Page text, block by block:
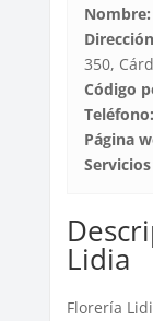
Nombre:
350,
Código
Teléfono:
Página
Lidia
Florería